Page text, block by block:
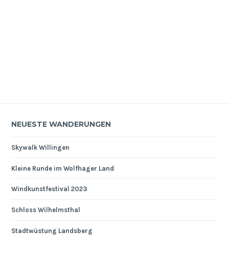
NEUESTE WANDERUNGEN
Skywalk Willingen
Kleine Runde im Wolfhager Land
Windkunstfestival 2023
Schloss Wilhelmsthal
Stadtwüstung Landsberg